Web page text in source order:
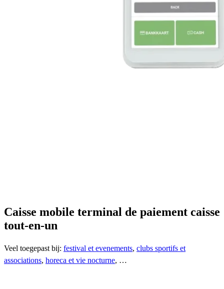
Caisse mobile terminal de paiement caisse
tout-en-un
Veel toegepast bij: festival et evenements, clubs sportifs et
associations, horeca et vie nocturne, …